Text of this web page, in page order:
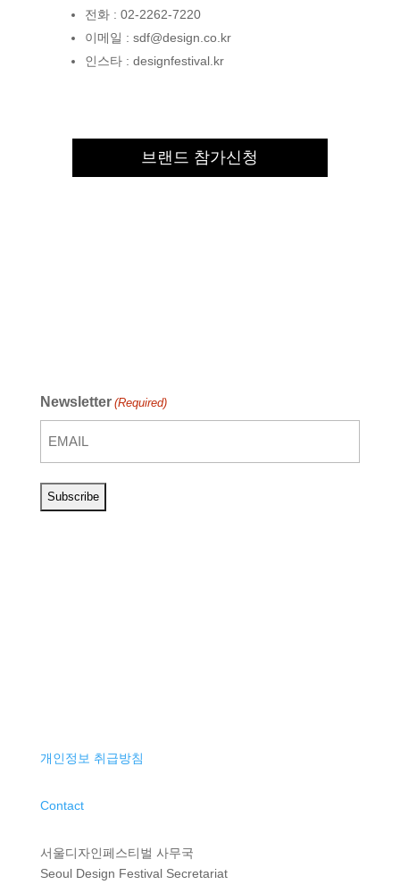
전화 : 02-2262-7220
이메일 : sdf@design.co.kr
인스타 : designfestival.kr
브랜드 참가신청
Newsletter (Required)
개인정보 취급방침
Contact
서울디자인페스티벌 사무국
Seoul Design Festival Secretariat